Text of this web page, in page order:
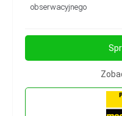
obserwacyjnego